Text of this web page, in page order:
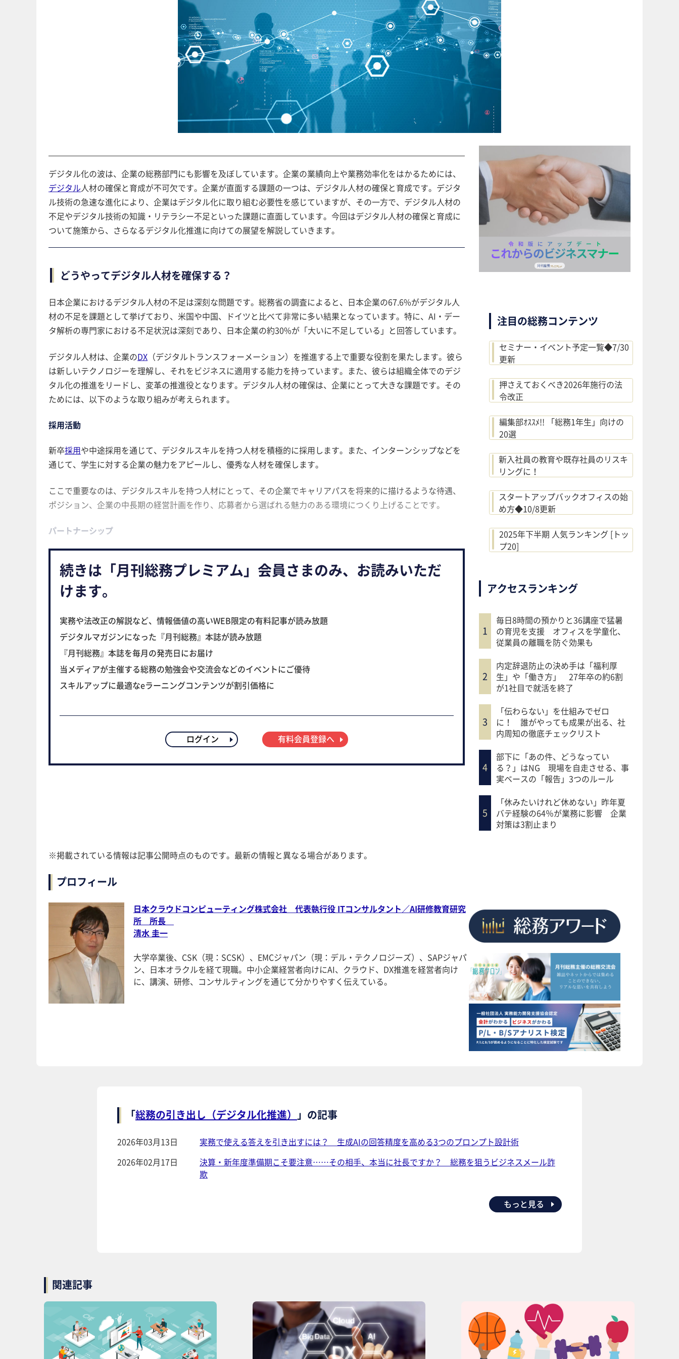
注目の総務コンテンツ
セミナー・イベント予定一覧◆7/30
更新
押さえておくべき2026年施行の法
令改正
編集部ｵｽｽﾒ!! 「総務1年生」向けの
20選
新入社員の教育や既存社員のリスキ
リングに！
スタートアップバックオフィスの始
め方◆10/8更新
2025年下半期 人気ランキング [トッ
プ20]
アクセスランキング
毎日8時間の預かりと36講座で猛暑
の育児を支援 オフィスを学童化、
従業員の離職を防ぐ効果も
内定辞退防止の決め手は「福利厚
生」や「働き方」 27年卒の約6割
が1社目で就活を終了
「伝わらない」を仕組みでゼロ
に！ 誰がやっても成果が出る、社
内周知の徹底チェックリスト
部下に「あの件、どうなってい
る？」はNG 現場を自走させる、事
実ベースの「報告」3つのルール
「休みたいけれど休めない」昨年夏
バテ経験の64％が業務に影響 企業
対策は3割止まり
デジタル化の波は、企業の総務部門にも影響を及ぼしています。企業の業績向上や業務効率化をはかるためには、
デジタル人材の確保と育成が不可欠です。企業が直面する課題の一つは、デジタル人材の確保と育成です。デジタ
ル技術の急速な進化により、企業はデジタル化に取り組む必要性を感じていますが、その一方で、デジタル人材の
不足やデジタル技術の知識・リテラシー不足といった課題に直面しています。今回はデジタル人材の確保と育成に
ついて施策から、さらなるデジタル化推進に向けての展望を解説していきます。
どうやってデジタル人材を確保する？
日本企業におけるデジタル人材の不足は深刻な問題です。総務省の調査によると、日本企業の67.6%がデジタル人
材の不足を課題として挙げており、米国や中国、ドイツと比べて非常に多い結果となっています。特に、AI・デー
タ解析の専門家における不足状況は深刻であり、日本企業の約30%が「大いに不足している」と回答しています。
デジタル人材は、企業のDX （デジタルトランスフォーメーション）を推進する上で重要な役割を果たします。彼ら
は新しいテクノロジーを理解し、それをビジネスに適用する能力を持っています。また、彼らは組織全体でのデジ
タル化の推進をリードし、変革の推進役となります。デジタル人材の確保は、企業にとって大きな課題です。その
ためには、以下のような取り組みが考えられます。
採用活動
新卒採用や中途採用を通じて、デジタルスキルを持つ人材を積極的に採用します。また、インターンシップなどを
通じて、学生に対する企業の魅力をアピールし、優秀な人材を確保します。
ここで重要なのは、デジタルスキルを持つ人材にとって、その企業でキャリアパスを将来的に描けるような待遇、
ポジション、企業の中長期の経営計画を作り、応募者から選ばれる魅力のある環境につくり上げることです。
パートナーシップ
続きは「月刊総務プレミアム」会員さまのみ、お読みいただ
けます。
実務や法改正の解説など、情報価値の高いWEB限定の有料記事が読み放題
デジタルマガジンになった『月刊総務』本誌が読み放題
『月刊総務』本誌を毎月の発売日にお届け
当メディアが主催する総務の勉強会や交流会などのイベントにご優待
スキルアップに最適なeラーニングコンテンツが割引価格に
ログイン 有料会員登録へ
※掲載されている情報は記事公開時点のものです。最新の情報と異なる場合があります。
プロフィール
日本クラウドコンピューティング株式会社 代表執行役 ITコンサルタント／AI研修教育研究
所 所長
清水 圭一
大学卒業後、CSK（現：SCSK）、EMCジャパン（現：デル・テクノロジーズ）、SAPジャパ
ン、日本オラクルを経て現職。中小企業経営者向けにAI、クラウド、DX推進を経営者向け
に、講演、研修、コンサルティングを通じて分かりやすく伝えている。
「総務の引き出し（デジタル化推進） 」の記事
2026年03月13日
実務で使える答えを引き出すには？ 生成AIの回答精度を高める3つのプロンプト設計術
2026年02月17日
決算・新年度準備期こそ要注意……その相手、本当に社長ですか？ 総務を狙うビジネスメール詐
欺
もっと見る
関連記事